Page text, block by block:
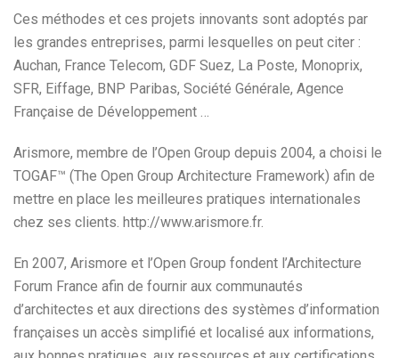
Ces méthodes et ces projets innovants sont adoptés par
les grandes entreprises, parmi lesquelles on peut citer :
Auchan, France Telecom, GDF Suez, La Poste, Monoprix,
SFR, Eiffage, BNP Paribas, Société Générale, Agence
Française de Développement …
Arismore, membre de l’Open Group depuis 2004, a choisi le
TOGAF™ (The Open Group Architecture Framework) afin de
mettre en place les meilleures pratiques internationales
chez ses clients. http://www.arismore.fr.
En 2007, Arismore et l’Open Group fondent l’Architecture
Forum France afin de fournir aux communautés
d’architectes et aux directions des systèmes d’information
françaises un accès simplifié et localisé aux informations,